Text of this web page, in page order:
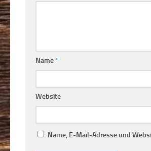
Name*
Website
Name, E-Mail-Adresse und